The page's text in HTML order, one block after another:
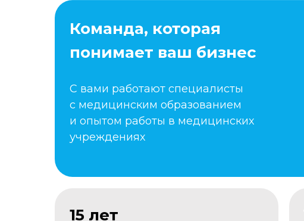
Команда, которая
понимает ваш бизнес
15 лет
С вами работают специалисты
с медицинским образованием
и опытом работы в медицинских
учреждениях